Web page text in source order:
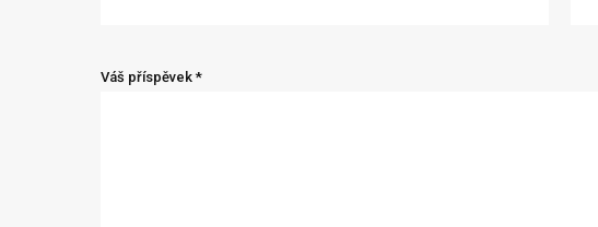
Váš příspěvek *